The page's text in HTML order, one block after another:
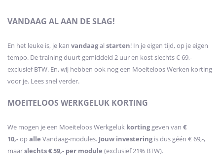
VANDAAG AL AAN DE SLAG!
En het leuke is, je kan vandaagal starten! In je eigen tijd, op je eigen
tempo. De training duurt gemiddeld 2 uur en kost slechts € 69,-
exclusief BTW. En, wij hebben ook nog een Moeiteloos Werken korting
voor je. Lees snel verder.
MOEITELOOS WERKGELUK KORTING
We mogen je een Moeiteloos Werkgeluk korting geven van €
10,-opalle Vandaag-modules. Jouw investering is dus géén € 69,-,
maarslechts € 59,- per module (exclusief 21% BTW).